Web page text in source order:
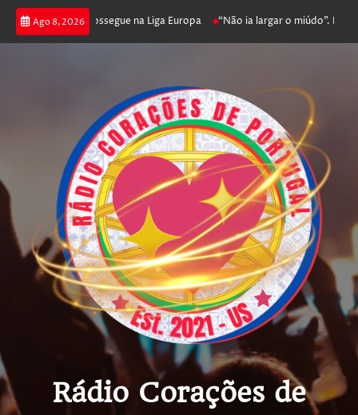
Ago 8, 2026
joga poker e prossegue na Liga Europa “Não ia largar o miúdo”.
Rádio Corações de